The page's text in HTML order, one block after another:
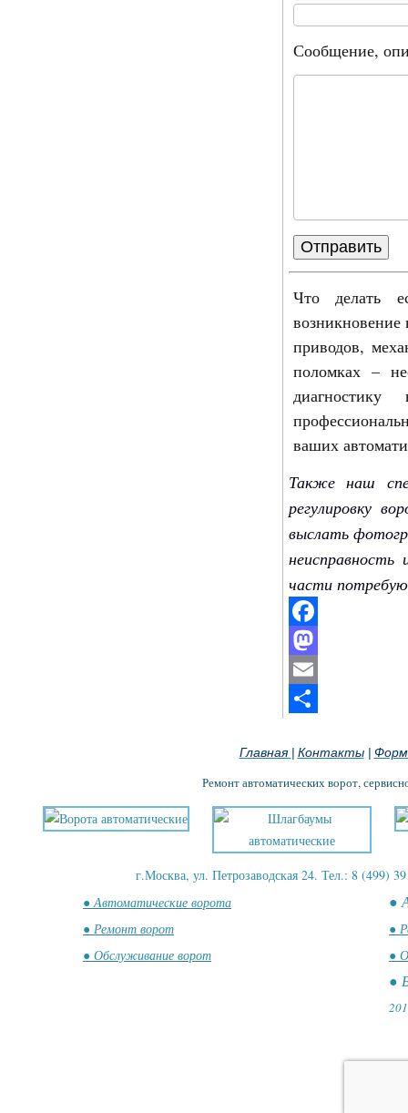
Сообщение,
Что делать
возникновение
приводов,
поломках –
ваших
Также наш
регулировку
выслать
части
Facebook
Mastodon
Email
Главная Контакты|
Ремонт автоматических ворот,
г.Москва, ул. Петрозаводская 24. Тел.: 8 (499)
● Автоматические ворота
●
● Ремонт ворот
●
● Обслуживание ворот
●
●